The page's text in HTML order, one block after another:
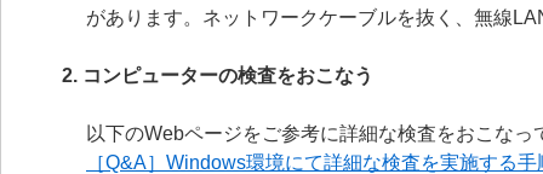
があります。ネットワークケーブルを抜く、無線
2. コンピューターの検査をおこなう
以下のWebページをご参考に詳細な検査をおこなっ
［Q&A］Windows環境にて詳細な検査を実施する手